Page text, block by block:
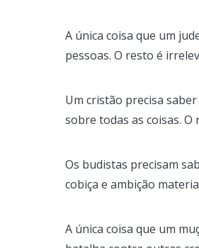
A única coisa que um
pessoas. O resto é
Um cristão precisa
sobre todas as coisas.
Os budistas precisam
cobiça e ambição
A única coisa que um